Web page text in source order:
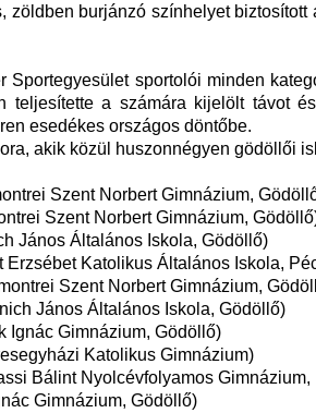
zöldben burjánzó színhelyet
Sportegyesület sportolói minden
teljesítette a számára kijelölt távot
esedékes országos döntőbe.
akik közül huszonnégyen gödöllői
Szent Norbert Gimnázium,
Szent Norbert Gimnázium,
János Általános Iskola, Gödöllő)
Erzsébet Katolikus Általános Iskola,
Szent Norbert Gimnázium,
János Általános Iskola, Gödöllő)
Ignác Gimnázium, Gödöllő)
Katolikus Gimnázium)
Bálint Nyolcévfolyamos Gimnázium,
Gimnázium, Gödöllő)